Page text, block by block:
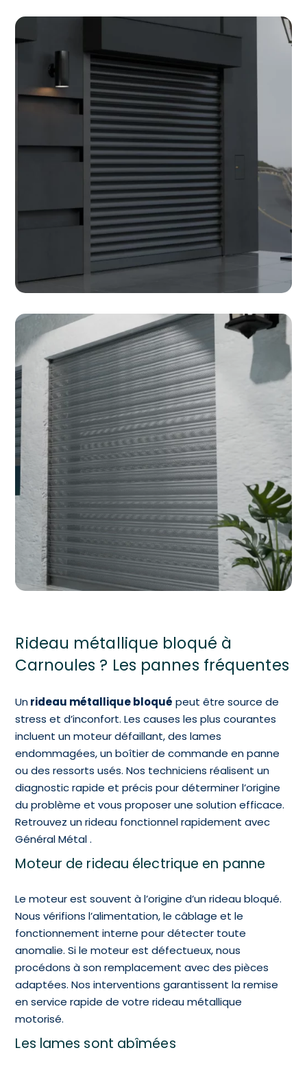
Rideau métallique bloqué à
Carnoules ? Les pannes fréquentes
Unrideau métallique bloqué peut être source de
stress et d’inconfort. Les causes les plus courantes
incluent un moteur défaillant, des lames
endommagées, un boîtier de commande en panne
ou des ressorts usés. Nos techniciens réalisent un
diagnostic rapide et précis pour déterminer l’origine
du problème et vous proposer une solution efficace.
Retrouvez un rideau fonctionnel rapidement avec
Général Métal .
Moteur de rideau électrique en panne
Le moteur est souvent à l’origine d’un rideau bloqué.
Nous vérifions l’alimentation, le câblage et le
fonctionnement interne pour détecter toute
anomalie. Si le moteur est défectueux, nous
procédons à son remplacement avec des pièces
adaptées. Nos interventions garantissent la remise
en service rapide de votre rideau métallique
motorisé.
Les lames sont abîmées